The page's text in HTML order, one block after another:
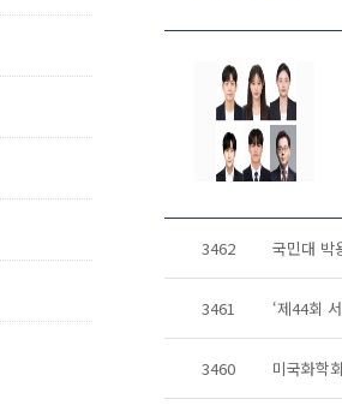
3462 국민대 박
3461 ‘제44회
3460 미국화학